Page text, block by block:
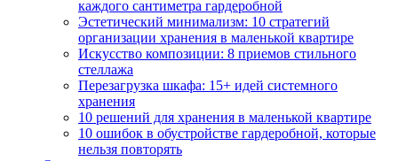
каждого сантиметра гардеробной
Эстетический минимализм: 10 стратегий
организации хранения в маленькой квартире
Искусство композиции: 8 приемов стильного
стеллажа
Перезагрузка шкафа: 15+ идей системного
хранения
10 решений для хранения в маленькой квартире
10 ошибок в обустройстве гардеробной, которые
нельзя повторять